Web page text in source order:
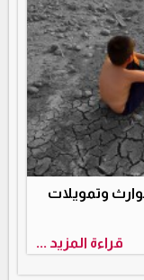
وتمويلات
قراءة المزيد ...